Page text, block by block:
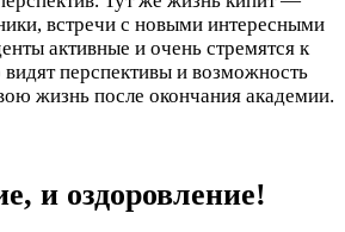
встречи с новыми интересными
активные и очень стремятся к
перспективы и возможность
жизнь после окончания академии.
и оздоровление!